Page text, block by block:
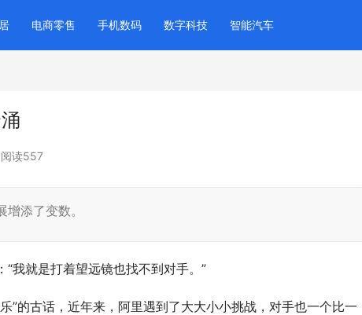
电商零售 手机数码 数字科技 智能汽车
阅读557
添了变数。
就是打着望远镜也找不到对手。”
的古话，近年来，阿里遇到了大大小小挑战，对手也一个比一